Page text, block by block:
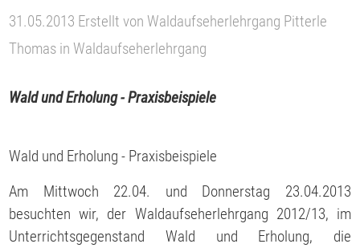
31.05.2013 Erstellt vonWaldaufseherlehrgang Pitterle
Thomas inWaldaufseherlehrgang
Wald und Erholung - Praxisbeispiele
Wald und Erholung - Praxisbeispiele
Am Mittwoch 22.04. und Donnerstag 23.04.2013
besuchten wir, der Waldaufseherlehrgang 2012/13, im
Unterrichtsgegenstand Wald und Erholung, die